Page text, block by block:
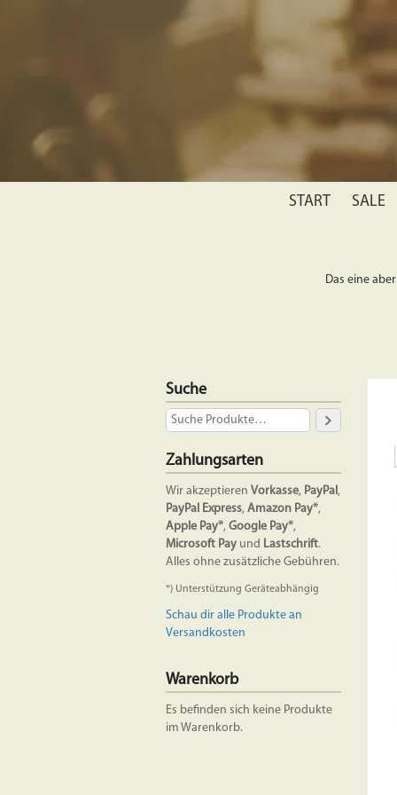
START SALE
Das eine
Suche
Zahlungsarten
Wir akzeptieren Vorkasse, PayPal,
PayPal Express, Amazon Pay*,
Apple Pay*, Google Pay*,
Microsoft Pay und Lastschrift.
Alles ohne zusätzliche Gebühren.
*) Unterstützung Geräteabhängig
Schau dir alle Produkte an
Versandkosten
Warenkorb
Es befinden sich keine Produkte
im Warenkorb.